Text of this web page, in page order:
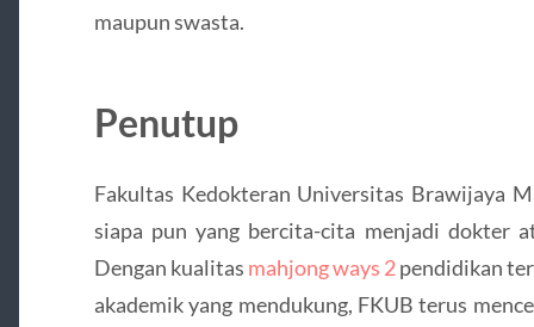
maupun swasta.
Penutup
Fakultas Kedokteran Universitas Brawijaya
siapa pun yang bercita-cita menjadi dokter
Dengan kualitas mahjong ways 2pendidikan
akademik yang mendukung, FKUB terus